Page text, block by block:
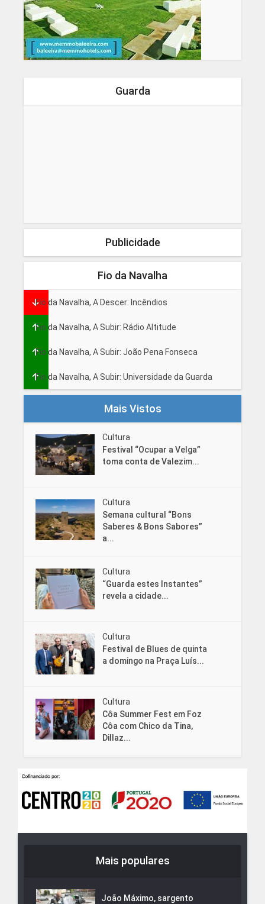
Guarda
Publicidade
Fio da Navalha
Fio da Navalha, A Descer: Incêndios
Fio da Navalha, A Subir: Rádio Altitude
Fio da Navalha, A Subir: João Pena Fonseca
Fio da Navalha, A Subir: Universidade da Guarda
Mais Vistos
Cultura
Festival “Ocupar a Velga”
toma conta de Valezim...
Cultura
Semana cultural “Bons
Saberes & Bons Sabores”
a...
Cultura
“Guarda estes Instantes”
revela a cidade...
Cultura
Festival de Blues de quinta
a domingo na Praça Luís...
Cultura
Côa Summer Fest em Foz
Côa com Chico da Tina,
Dillaz...
Mais populares
João Máximo, sargento